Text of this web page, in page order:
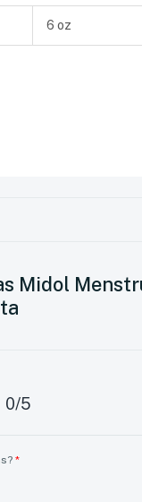
6 oz
Midol
0/5
*